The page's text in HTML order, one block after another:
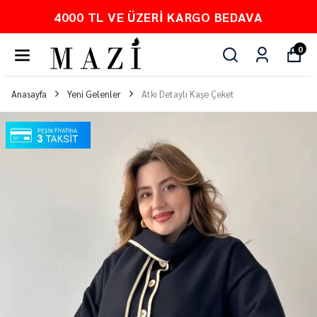
4000 TL VE ÜZERI KARGO BEDAVA
0
Anasayfa Yeni Gelenler Atkı Detaylı Kaşe Çeket